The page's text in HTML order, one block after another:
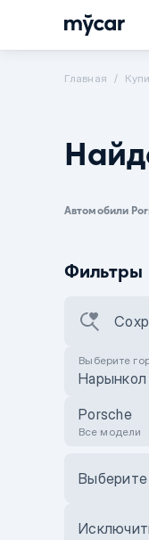
Главная
Автомобили
Фильтры
Выберите
Нарынкол
Porsche
Все модели